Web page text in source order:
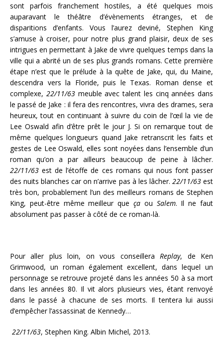
sont parfois franchement hostiles, a été quelques mois
auparavant le théâtre d’évènements étranges, et de
disparitions d’enfants. Vous l’aurez deviné, Stephen King
s’amuse à croiser, pour notre plus grand plaisir, deux de ses
intrigues en permettant à Jake de vivre quelques temps dans la
ville qui a abrité un de ses plus grands romans. Cette première
étape n’est que le prélude à la quête de Jake, qui, du Maine,
descendra vers la Floride, puis le Texas. Roman dense et
complexe, 22/11/63meuble avec talent les cinq années dans
le passé de Jake : il fera des rencontres, vivra des drames, sera
heureux, tout en continuant à suivre du coin de l’œil la vie de
Lee Oswald afin d’être prêt le jour J. Si on remarque tout de
même quelques longueurs quand Jake retranscrit les faits et
gestes de Lee Oswald, elles sont noyées dans l’ensemble d’un
roman qu’on a par ailleurs beaucoup de peine à lâcher.
22/11/63est de l’étoffe de ces romans qui nous font passer
des nuits blanches car on n’arrive pas à les lâcher. 22/11/63est
très bon, probablement l’un des meilleurs romans de Stephen
King, peut-être même meilleur que ça ou Salem. Il ne faut
absolument pas passer à côté de ce roman-là.
Pour aller plus loin, on vous conseilleraReplay, de Ken
Grimwood, un roman également excellent, dans lequel un
personnage se retrouve projeté dans les années 50 à sa mort
dans les années 80. Il vit alors plusieurs vies, étant renvoyé
dans le passé à chacune de ses morts. Il tentera lui aussi
d’empêcher l’assassinat de Kennedy…
22/11/63, Stephen King. Albin Michel, 2013.